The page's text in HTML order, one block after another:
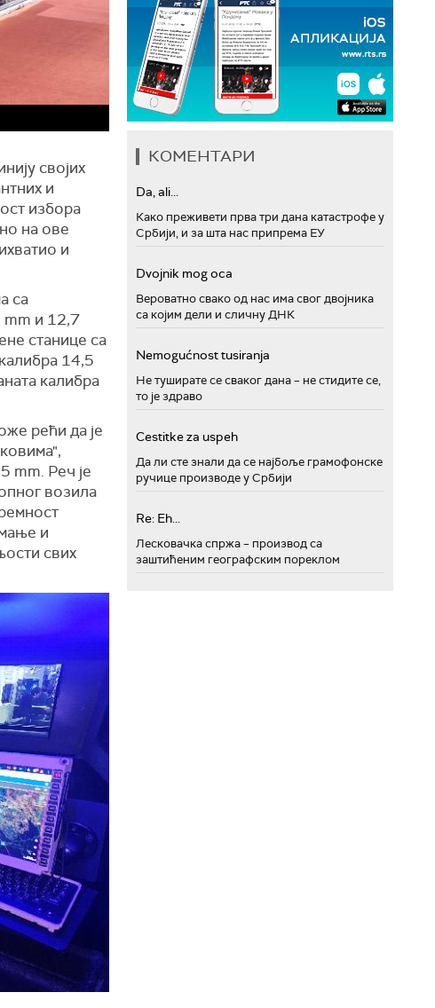
својих
и
избора
на ове
и
са
mm и 12,7
станице са
14,5
калибра
рећи да је
mm. Реч је
возила
и
свих
КОМЕНТАРИ
Da, ali...
Како преживети прва три дана катастрофе у
Србији, и за шта нас припрема ЕУ
Dvojnik mog oca
Вероватно свако од нас има свог двојника
са којим дели и сличну ДНК
Nemogućnost tusiranja
Не туширате се сваког дана – не стидите се,
то је здраво
Cestitke za uspeh
Да ли сте знали да се најбоље грамофонске
ручице производе у Србији
Re: Eh...
Лесковачка спржа – производ са
заштићеним географским пореклом